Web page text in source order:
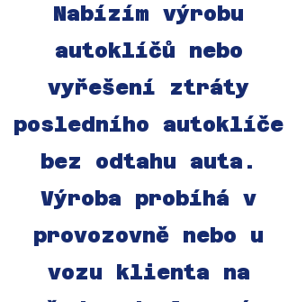
Nabízím výrobu
autoklíčů nebo
vyřešení ztráty
posledního autoklíče
bez odtahu auta.
Výroba probíhá v
provozovně nebo u
vozu klienta na